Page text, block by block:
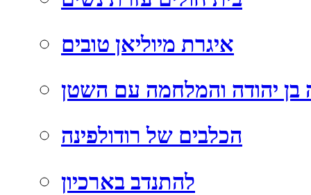
איגרת מיוליאן טובים
בן יהודה והמלחמה עם השטן
הכלבים של רודולפינה
להתנדב בארכיון